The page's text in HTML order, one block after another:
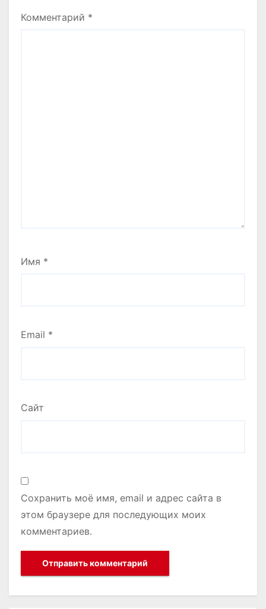
Комментарий *
Имя *
Email *
Сайт
Сохранить моё имя, email и адрес сайта в
этом браузере для последующих моих
комментариев.